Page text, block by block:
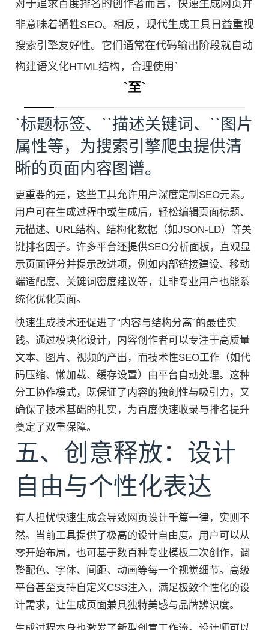
对于追求百度排名的创作者而言，快速生成网页并
非意味着牺牲SEO。相反，现代生成工具日益重视
搜索引擎友好性。它们通常在代码输出阶段就自动
构建语义化HTML结构，合理使用`
`至`
`标题标签、``描述关键词、``图片
属性等，为搜索引擎爬虫提供清
晰的页面内容图谱。
更重要的是，这些工具允许用户深度定制SEO元素。
用户可在生成过程中或生成后，轻松编辑页面标题、
元描述、URL结构、结构化数据（如JSON-LD）等关
键排名因子。许多平台还提供SEO分析面板，直观显
示页面评分并提示改进项，例如内部链接建设、移动
端适配度、关键词密度建议等，让非专业用户也能系
统化优化页面。
快速生成技术还促进了“内容与结构分离”的最佳实
践。通过模块化设计，内容创作者可以专注于高质量
文本、图片、视频的产出，而技术性SEO工作（如代
码压缩、懒加载、缓存设置）由平台自动处理。这种
分工协作模式，既保证了内容的独创性与吸引力，又
确保了技术基础的扎实，为百度快速收录与排名提升
奠定了双重保障。
五、创意释放：设计
自由与个性化表达
有人担忧快速生成会导致网页设计千篇一律，实则不
然。当前工具提供了极高的设计自由度。用户可以从
零开始布局，也可基于数百种专业模板二次创作，调
整配色、字体、间距、动画等每一个视觉细节。高级
平台甚至支持自定义CSS注入，满足极致个性化的设
计需求，让生成页面兼具独特美感与品牌辨识度。